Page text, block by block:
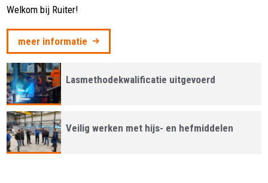
Welkom bij Ruiter!
meer informatie
Lasmethodekwalificatie uitgevoerd
Veilig werken met hijs- en hefmiddelen